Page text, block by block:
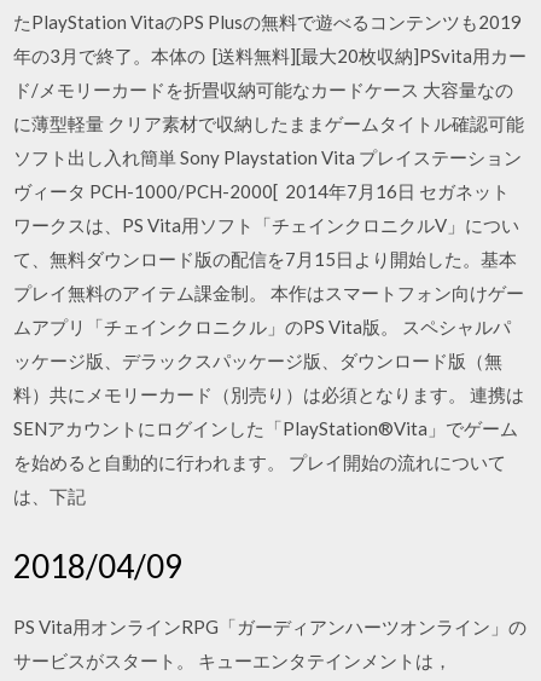
たPlayStation VitaのPS Plusの無料で遊べるコンテンツも2019
年の3月で終了。本体の [送料無料][最大20枚収納]PSvita用カー
ド/メモリーカードを折畳収納可能なカードケース 大容量なの
に薄型軽量 クリア素材で収納したままゲームタイトル確認可能
ソフト出し入れ簡単 Sony Playstation Vita プレイステーション
ヴィータ PCH-1000/PCH-2000[ 2014年7月16日 セガネット
ワークスは、PS Vita用ソフト「チェインクロニクルV」につい
て、無料ダウンロード版の配信を7月15日より開始した。基本
プレイ無料のアイテム課金制。 本作はスマートフォン向けゲー
ムアプリ「チェインクロニクル」のPS Vita版。 スペシャルパ
ッケージ版、デラックスパッケージ版、ダウンロード版（無
料）共にメモリーカード（別売り）は必須となります。 連携は
SENアカウントにログインした「PlayStation®Vita」でゲーム
を始めると自動的に行われます。 プレイ開始の流れについて
は、下記
2018/04/09
PS Vita用オンラインRPG「ガーディアンハーツオンライン」の
サービスがスタート。 キューエンタテインメントは，